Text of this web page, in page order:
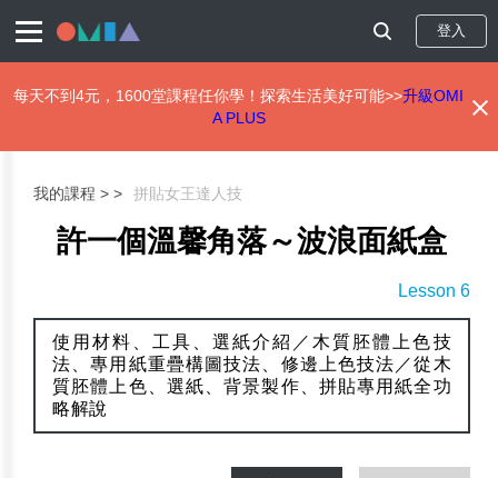
登入
每天不到4元，1600堂課程任你學！探索生活美好可能>>升級OMI
A PLUS
我的課程 > 拼貼女王達人技
許一個溫馨角落～波浪面紙盒
Lesson 6
使用材料、工具、選紙介紹／木質胚體上色技
法、專用紙重疊構圖技法、修邊上色技法／從木
質胚體上色、選紙、背景製作、拼貼專用紙全功
略解說